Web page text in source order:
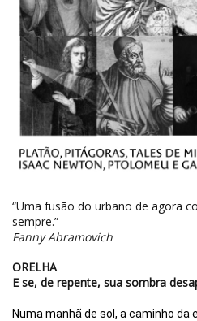
“Uma fusão do urbano ­­de agora
sempre.”
Fanny Abramovich
ORELHA
E se, de repente, sua sombra
Numa manhã de sol, a caminho da